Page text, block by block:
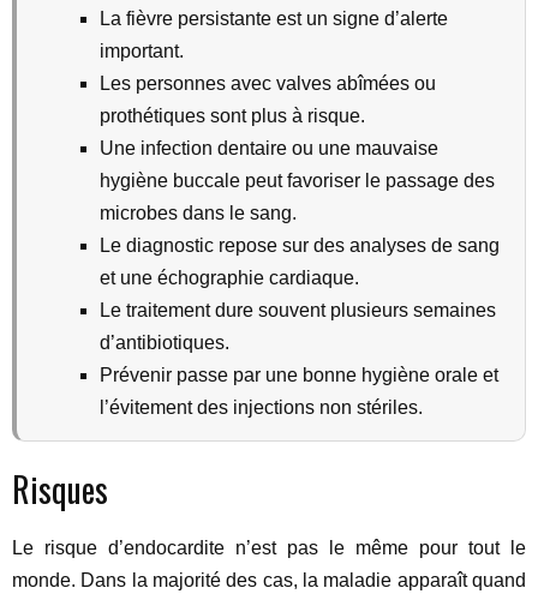
La fièvre persistante est un signe d’alerte
important.
Les personnes avec valves abîmées ou
prothétiques sont plus à risque.
Une infection dentaire ou une mauvaise
hygiène buccale peut favoriser le passage des
microbes dans le sang.
Le diagnostic repose sur des analyses de sang
et une échographie cardiaque.
Le traitement dure souvent plusieurs semaines
d’antibiotiques.
Prévenir passe par une bonne hygiène orale et
l’évitement des injections non stériles.
Risques
Le risque d’endocardite n’est pas le même pour tout le
monde. Dans la majorité des cas, la maladie apparaît quand